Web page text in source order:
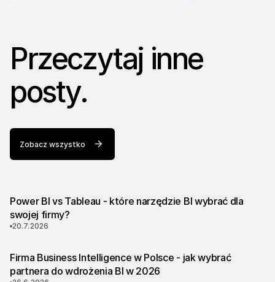
Przeczytaj inne
posty.
Zobacz wszystko
Power BI vs Tableau - które narzędzie BI wybrać dla
swojej firmy?
20.7.2026
Firma Business Intelligence w Polsce - jak wybrać
partnera do wdrożenia BI w 2026